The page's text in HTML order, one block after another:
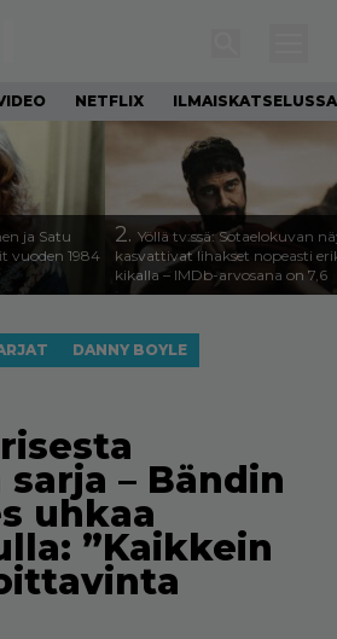
NETFLIX ILMAISKATSELUSSA
ja Satu
vuoden 1984
2. Yöllä tv:ssä: Sotaelokuvan
kasvattivat lihakset nopeasti
kikalla – IMDb-arvosana on 7,6
DANNY BOYLE
– Bändin
uhkaa
”Kaikkein